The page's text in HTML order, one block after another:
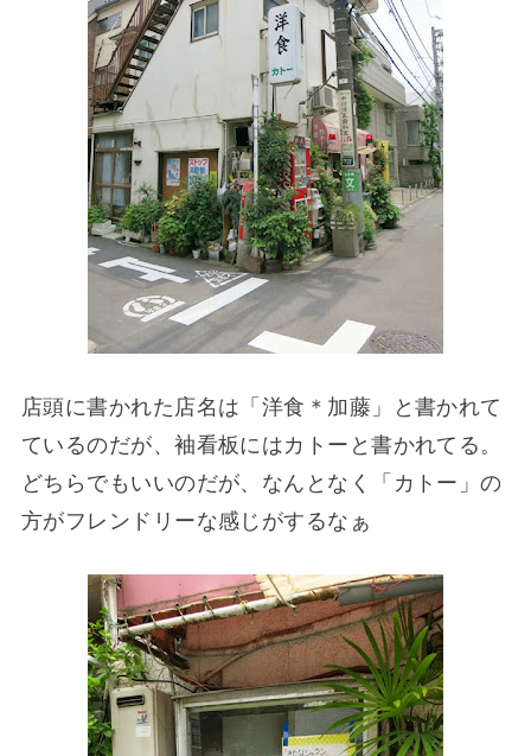
店頭に書かれた店名は「洋食＊加藤」と書かれて
ているのだが、袖看板にはカトーと書かれてる。
どちらでもいいのだが、なんとなく「カトー」の
方がフレンドリーな感じがするなぁ